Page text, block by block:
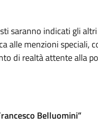
saranno indicati gli
alle menzioni speciali,
di realtà attente alla
Belluomini”